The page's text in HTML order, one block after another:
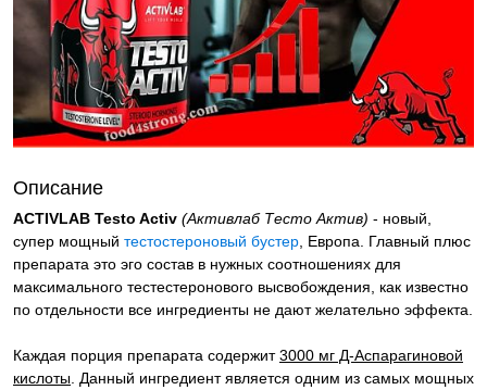
Описание
ACTIVLAB Testo Activ (Активлаб Тесто Актив) - новый,
супер мощный тестостероновый бустер , Европа. Главный плюс
препарата это эго состав в нужных соотношениях для
максимального тестестеронового высвобождения, как известно
по отдельности все ингредиенты не дают желательно эффекта.
Каждая порция препарата содержит3000 мг Д-Аспарагиновой
кислоты . Данный ингредиент является одним из самых мощных